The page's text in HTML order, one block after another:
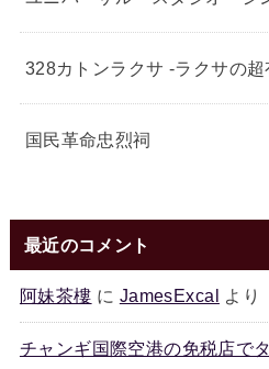
328カトンラクサ -ラクサの
国民革命忠烈祠
最近のコメント
阿妹茶樓 に JamesExcal より
チャンギ国際空港の免税店で